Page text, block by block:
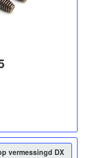
vermessingd DX